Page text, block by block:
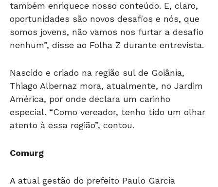
também enriquece nosso conteúdo. E, claro,
oportunidades são novos desafios e nós, que
somos jovens, não vamos nos furtar a desafio
nenhum”, disse ao Folha Z durante entrevista.
Nascido e criado na região sul de Goiânia,
Thiago Albernaz mora, atualmente, no Jardim
América, por onde declara um carinho
especial. “Como vereador, tenho tido um olhar
atento à essa região”, contou.
Comurg
A atual gestão do prefeito Paulo Garcia